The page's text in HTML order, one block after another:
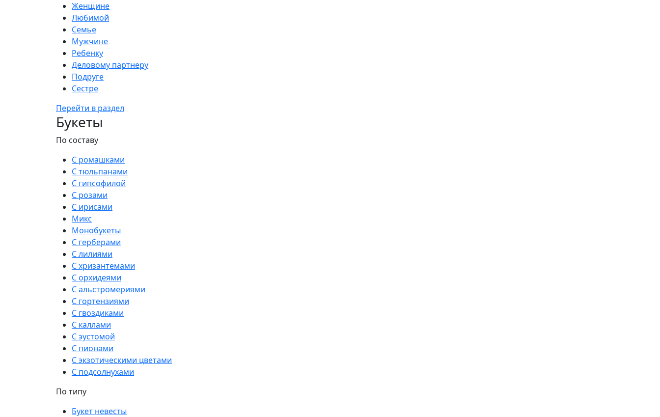
Женщине
Любимой
Семье
Мужчине
Ребенку
Деловому партнеру
Подруге
Сестре
Перейти в раздел
Букеты
По составу
С ромашками
С тюльпанами
С гипсофилой
С розами
С ирисами
Микс
Монобукеты
С герберами
С лилиями
С хризантемами
С орхидеями
С альстромериями
С гортензиями
С гвоздиками
С каллами
С эустомой
С пионами
С экзотическими цветами
С подсолнухами
По типу
Букет невесты